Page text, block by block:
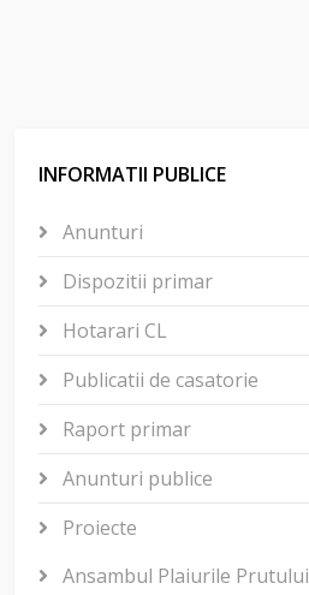
INFORMATII PUBLICE
Anunturi
Dispozitii primar
Hotarari CL
Publicatii de casatorie
Raport primar
Anunturi publice
Proiecte
Ansambul Plaiurile Prutului